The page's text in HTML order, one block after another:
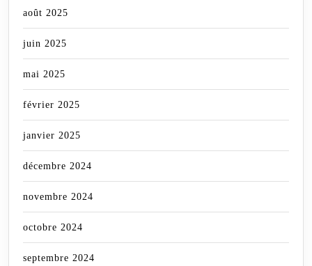
août 2025
juin 2025
mai 2025
février 2025
janvier 2025
décembre 2024
novembre 2024
octobre 2024
septembre 2024